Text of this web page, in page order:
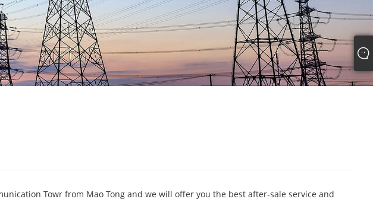
Towr from Mao Tong and we will offer you the best after-sale service and